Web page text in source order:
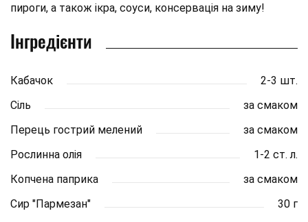
пироги, а також ікра, соуси, консервація на зиму!
Інгредієнти
Кабачок
2-3 шт.
Сіль
за смаком
Перець гострий мелений
за смаком
Рослинна олія
1-2 ст. л.
Копчена паприка
за смаком
Сир "Пармезан"
30 г